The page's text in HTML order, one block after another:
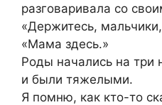
разговаривала со
«Держитесь,
«Мама здесь.»
Роды начались на три
и были тяжелыми.
Я помню, как кто-то